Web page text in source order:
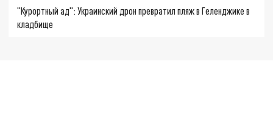
"Курортный ад": Украинский дрон превратил пляж в Геленджике в
кладбище